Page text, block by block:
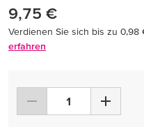
9,75 €
Verdienen Sie sich bis zu 0,98
erfahren